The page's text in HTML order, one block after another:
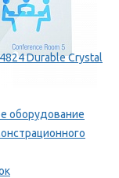
Durable Crystal
оборудование